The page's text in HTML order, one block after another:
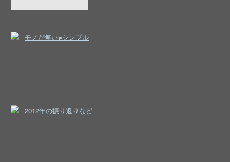
モノが無い≠シンプル
2012年の振り返りなど